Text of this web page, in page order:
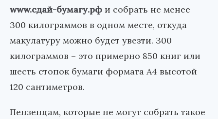
www.сдай-бумагу.рф и собрать не менее
300 килограммов в одном месте, откуда
макулатуру можно будет увезти. 300
килограммов – это примерно 850 книг или
шесть стопок бумаги формата А4 высотой
120 сантиметров.
Пензенцам, которые не могут собрать такое